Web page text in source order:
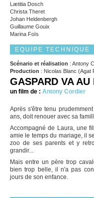
Lætitia Dosch
Christa Theret
Johan Heldenbergh
Guillaume Gouix
Marina Foïs
EQUIPE TECHNIQUE
Scénario et réalisation : Antony
Production : Nicolas Blanc (Agat
GASPARD VA
un film de : Antony Cordier
Après s'être tenu
ans, doit renouer avec sa
Accompagné de Laura, une
amie le temps du mariage, il
zoo de ses parents et y
grandir...
Mais entre un père trop
bien trop belle, il n'a pas
jours de son enfance.